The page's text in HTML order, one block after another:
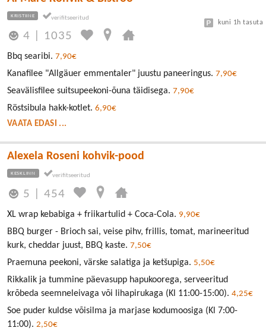
KRISTIINE
4 1035
kuni 1h tasuta
Bbq searibi. 7,90€
Kanafilee "Allgäuer emmentaler" juustu paneeringus. 7,90€
Seavälisfilee suitsupeekoni-õuna täidisega. 7,90€
Röstsibula hakk-kotlet. 6,90€
VAATA EDASI ...
Alexela Roseni kohvik-pood
KESKLINN
5 |454
XL wrap kebabiga + friikartulid + Coca-Cola. 9,90€
BBQ burger - Brioch sai, veise pihv, frillis, tomat, marineeritud
kurk, cheddar juust, BBQ kaste. 7,50€
Praemuna peekoni, värske salatiga ja ketšupiga. 5,50€
Rikkalik ja tummine päevasupp hapukoorega, serveeritud
krõbeda seemneleivaga või lihapirukaga (Kl 11:00-15:00). 4,25€
Soe puder kuldse võisilma ja marjase kodumoosiga (Kl 7:00-
11:00). 2,50€